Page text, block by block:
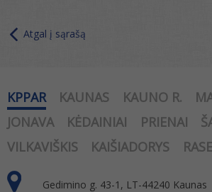
Atgal į sąrašą
KPPAR KAUNAS KAUNO R.
JONAVA
KĖDAINIAI PRIENAI
VILKAVIŠKIS
KAIŠIADORYS
Gedimino g. 43-1, LT-44240 Kaunas